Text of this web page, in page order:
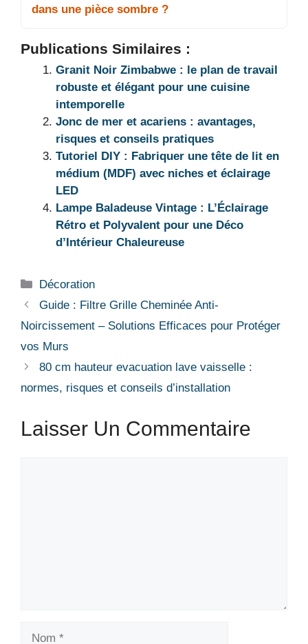
dans une pièce sombre ?
Publications Similaires :
Granit Noir Zimbabwe : le plan de travail
robuste et élégant pour une cuisine
intemporelle
Jonc de mer et acariens : avantages,
risques et conseils pratiques
Tutoriel DIY : Fabriquer une tête de lit en
médium (MDF) avec niches et éclairage
LED
Lampe Baladeuse Vintage : L’Éclairage
Rétro et Polyvalent pour une Déco
d’Intérieur Chaleureuse
Catégories
Décoration
Guide : Filtre Grille Cheminée Anti-
Noircissement – Solutions Efficaces pour Protéger
vos Murs
80 cm hauteur evacuation lave vaisselle :
normes, risques et conseils d’installation
Laisser Un Commentaire